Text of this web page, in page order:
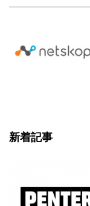
新着記事